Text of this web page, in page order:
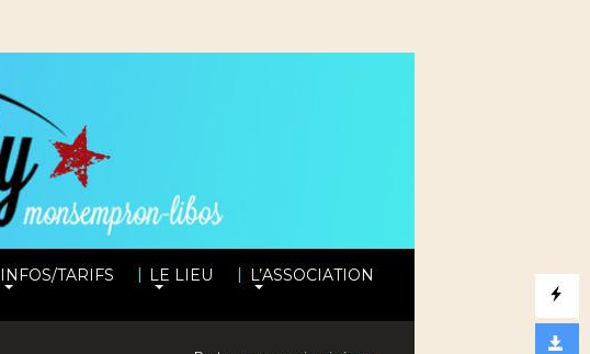
INFOS/TARIFS | LE LIEU | L’ASSOCIATION